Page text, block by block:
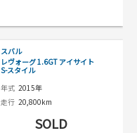
スバル
レヴォーグ 1.6GT アイサイト
S-スタイル
年式 2015年
走行 20,800km
SOLD